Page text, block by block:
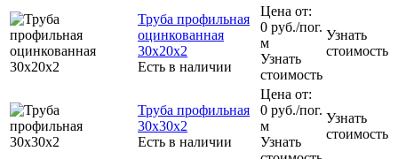
Труба профильная
оцинкованная
30x20x2
Есть в наличии
Цена от:
0 руб./пог.
м
Узнать
стоимость
Узнать
стоимость
Труба профильная
30х30х2
Есть в наличии
Цена от:
0 руб./пог.
м
Узнать
Узнать
стоимость